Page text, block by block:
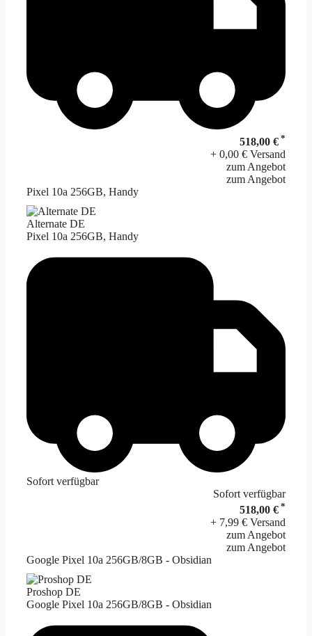
518,00 € *
+ 0,00 € Versand
zum Angebot
zum Angebot
Pixel 10a 256GB, Handy
Alternate DE
Pixel 10a 256GB, Handy
Sofort verfügbar
Sofort verfügbar
518,00 € *
+ 7,99 € Versand
zum Angebot
zum Angebot
Google Pixel 10a 256GB/8GB - Obsidian
Proshop DE
Google Pixel 10a 256GB/8GB - Obsidian